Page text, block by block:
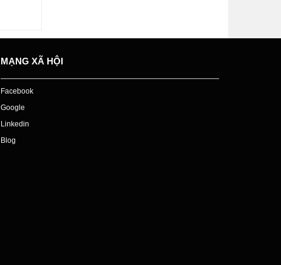
MẠNG XÃ HỘI
Facebook
Google
Linkedin
Blog